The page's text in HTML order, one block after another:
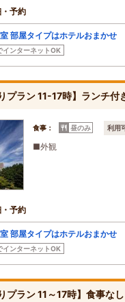
予約
部屋タイプはホテルおまか
インターネットOK
プラン 11-17時】ランチ
食事： 昼のみ 利用
■外観
予約
部屋タイプはホテルおまか
インターネットOK
プラン 11～17時】食事なし